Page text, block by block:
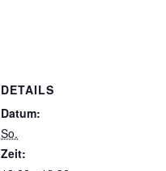
DETAILS
Datum:
So.
Zeit: